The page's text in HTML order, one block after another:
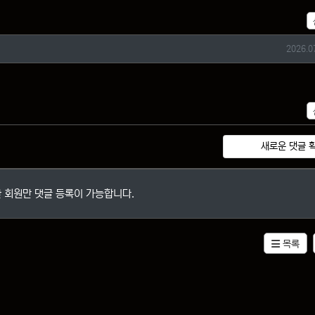
작성일
새로운 댓글
회원만 댓글 등록이 가능합니다.
목록